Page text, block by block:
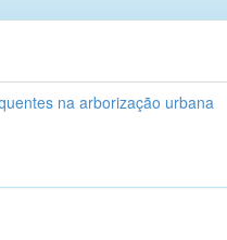
na arborização urbana